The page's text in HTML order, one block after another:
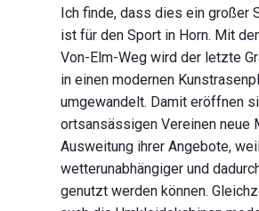
Ich finde, dass dies ein großer
ist für den Sport in Horn. Mit
Von-Elm-Weg wird der letzte
in einen modernen
umgewandelt. Damit eröffnen
ortsansässigen Vereinen neue
Ausweitung ihrer Angebote,
wetterunabhängiger und
genutzt werden können.